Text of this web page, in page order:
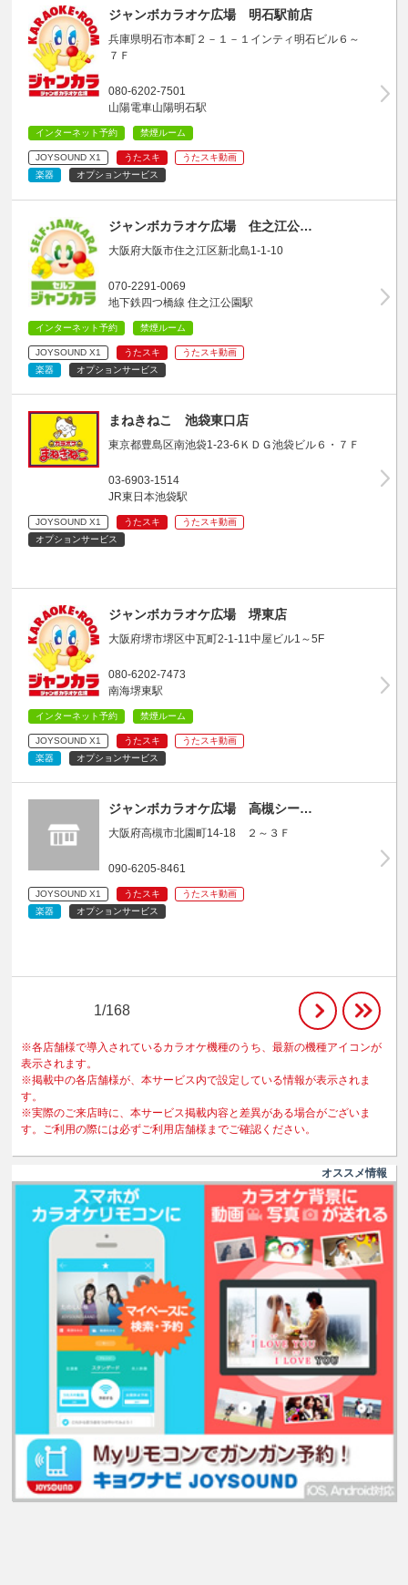
ジャンボカラオケ広場 明石駅前店
兵庫県明石市本町２－１－１インティ明石ビル６～
７Ｆ
080-6202-7501
山陽電車山陽明石駅
インターネット予約 禁煙ルーム
JOYSOUND X1 うたスキ
うたスキ動画
楽器
オプションサービス
ジャンボカラオケ広場 住之江公…
大阪府大阪市住之江区新北島1-1-10
070-2291-0069
地下鉄四つ橋線 住之江公園駅
インターネット予約 禁煙ルーム
JOYSOUND X1 うたスキ
うたスキ動画
楽器
オプションサービス
まねきねこ 池袋東口店
東京都豊島区南池袋1-23-6ＫＤＧ池袋ビル６・７Ｆ
03-6903-1514
JR東日本池袋駅
JOYSOUND X1 うたスキ
うたスキ動画
オプションサービス
ジャンボカラオケ広場 堺東店
大阪府堺市堺区中瓦町2-1-11中屋ビル1～5F
080-6202-7473
南海堺東駅
インターネット予約 禁煙ルーム
JOYSOUND X1 うたスキ
うたスキ動画
楽器
オプションサービス
ジャンボカラオケ広場 高槻シー…
大阪府高槻市北園町14-18 ２～３Ｆ
090-6205-8461
JOYSOUND X1 うたスキ
うたスキ動画
楽器
オプションサービス
1/168
※各店舗様で導入されているカラオケ機種のうち、最新の機種アイコンが
表示されます。
※掲載中の各店舗様が、本サービス内で設定している情報が表示されま
す。
※実際のご来店時に、本サービス掲載内容と差異がある場合がございま
す。ご利用の際には必ずご利用店舗様までご確認ください。
オススメ情報